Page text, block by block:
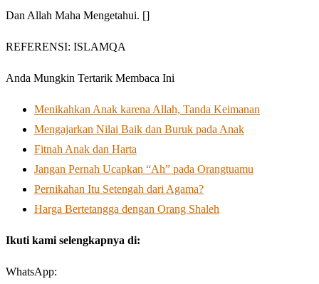
Dan Allah Maha Mengetahui. []
REFERENSI: ISLAMQA
Anda Mungkin Tertarik Membaca Ini
Menikahkan Anak karena Allah, Tanda Keimanan
Mengajarkan Nilai Baik dan Buruk pada Anak
Fitnah Anak dan Harta
Jangan Pernah Ucapkan “Ah” pada Orangtuamu
Pernikahan Itu Setengah dari Agama?
Harga Bertetangga dengan Orang Shaleh
Ikuti kami selengkapnya di:
WhatsApp: